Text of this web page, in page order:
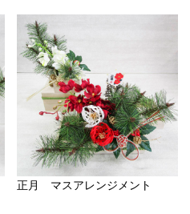
正月 マスアレンジメント